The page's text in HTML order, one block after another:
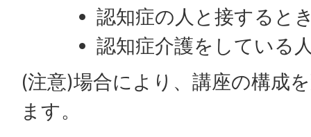
認知症の人と接すると
認知症介護をしている
(注意)場合により、講座の構成
ます。